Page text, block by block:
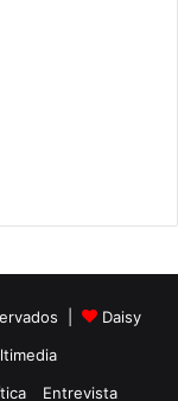
|
Daisy
Entrevista